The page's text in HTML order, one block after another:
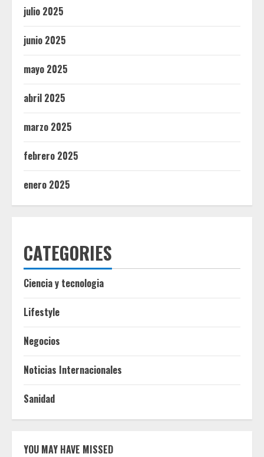
julio 2025
junio 2025
mayo 2025
abril 2025
marzo 2025
febrero 2025
enero 2025
CATEGORIES
Ciencia y tecnologia
Lifestyle
Negocios
Noticias Internacionales
Sanidad
YOU MAY HAVE MISSED